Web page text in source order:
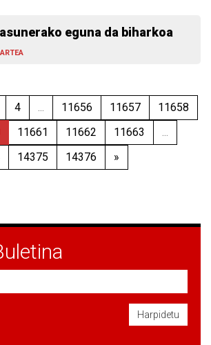
eguna da biharkoa
4 ... 11656 11657
11658
11661 11662 11663
...
14375 14376 »
Harpidetu